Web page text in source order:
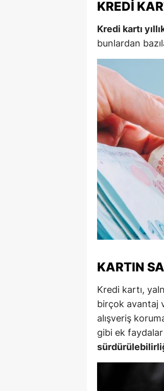
KREDI
Kredi kartı
bunlardan
KARTIN
Kredi kartı,
birçok avantaj
alışveriş
gibi ek